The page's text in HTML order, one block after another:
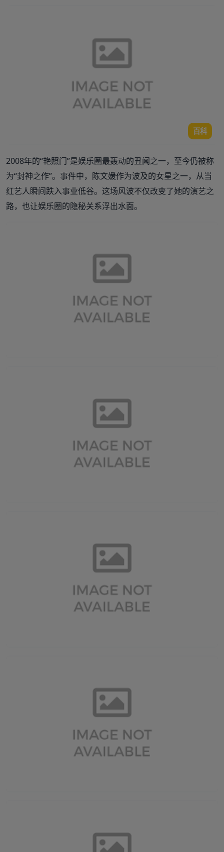
百科
2008年的“艳照门”是娱乐圈最轰动的丑闻之一，至今仍被称
为“封神之作”。事件中，陈文媛作为波及的女星之一，从当
红艺人瞬间跌入事业低谷。这场风波不仅改变了她的演艺之
路，也让娱乐圈的隐秘关系浮出水面。